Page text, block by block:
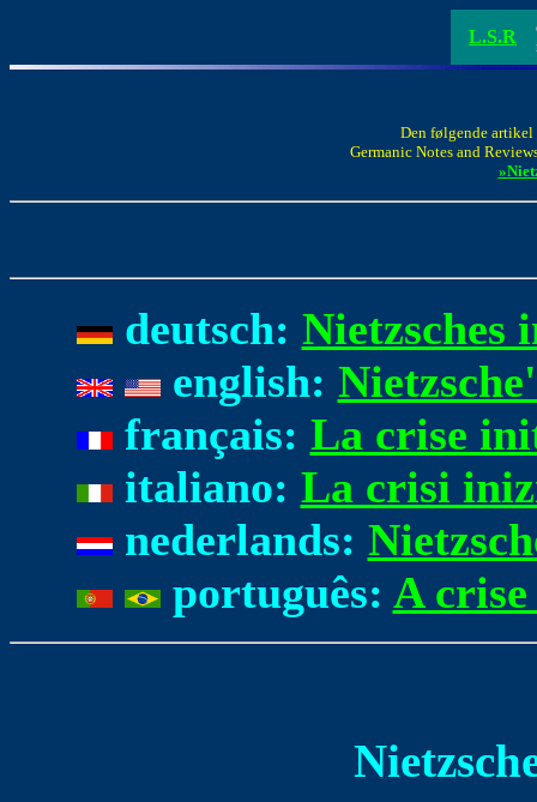
L.S.R
Den følgende
Germanic Notes and
deutsch:
english:
français: La crise
italiano: La crisi
nederlands:
português: A